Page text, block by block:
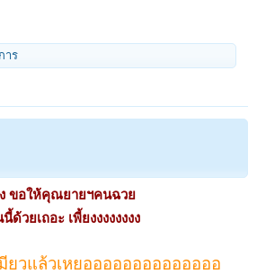
าร
ง ขอให้คุณยายฯคนฉวย
วยเถอะ เพี้ยงงงงงงงง
ยวแล้วเหยออออออออออออออ